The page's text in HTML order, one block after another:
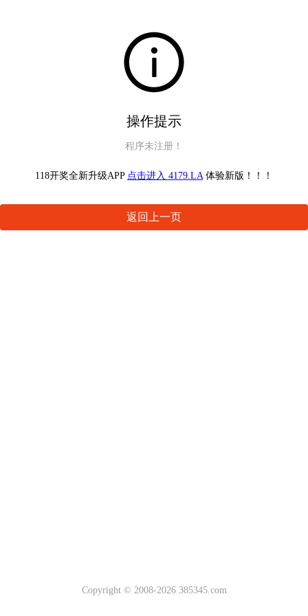
操作提示
程序未注册！
118开奖全新升级APP 点击进入 4179.LA 体验新版！！！
返回上一页
Copyright © 2008-2026 385345.com